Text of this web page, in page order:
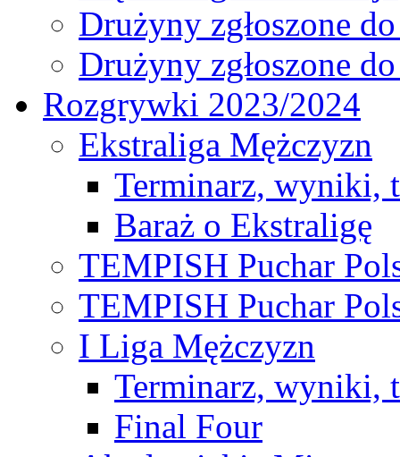
Drużyny zgłoszone
Drużyny zgłoszone
Rozgrywki 2023/2024
Ekstraliga Mężczyzn
Terminarz, wyniki,
Baraż o Ekstraligę
TEMPISH Puchar
TEMPISH Puchar
I Liga Mężczyzn
Terminarz, wyniki,
Final Four